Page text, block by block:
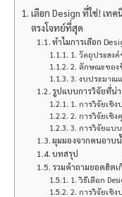
เลือก Design ที่ใช่! เท
ตรงโจทย์ที่สุด
ทำไมการเลือก
1. วัตถุประสง
2. ลักษณะของ
3. งบประมาณ
รูปแบบการวิจัยที่น่
1. การวิจัยเชิง
2. การวิจัยเชิ
3. การวิจัยแบ
มุมมองจากคนอาบ
บทสรุป
รวมคำถามยอดฮิต
1. วิธีเลือก
2. การวิจัยเชิ